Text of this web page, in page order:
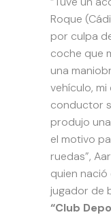
Roque
por culpa
coche que
una
vehículo,
conductor
produjo
el motivo
ruedas”,
quien
jugador de
“Club